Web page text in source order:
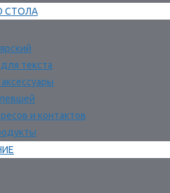
СТОЛА
текста
и контактов